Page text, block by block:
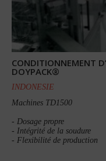
CONDITIONNEMENT
DOYPACK®
INDONESIE
Machines TD1500
- Dosage propre
- Intégrité de la soudure
- Flexibilité de production